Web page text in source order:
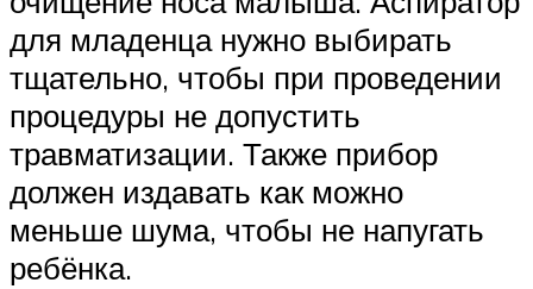
для младенца нужно выбирать
тщательно, чтобы при проведении
процедуры не допустить
травматизации. Также прибор
должен издавать как можно
меньше шума, чтобы не напугать
ребёнка.